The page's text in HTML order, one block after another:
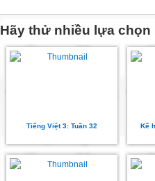
Hãy thử nhiều lựa chọn
Tiếng Việt 3: Tuần 32 Kế